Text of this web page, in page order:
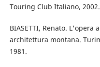
Touring Club Italiano, 2002.
BIASETTI, Renato.
architettura montana.
1981.